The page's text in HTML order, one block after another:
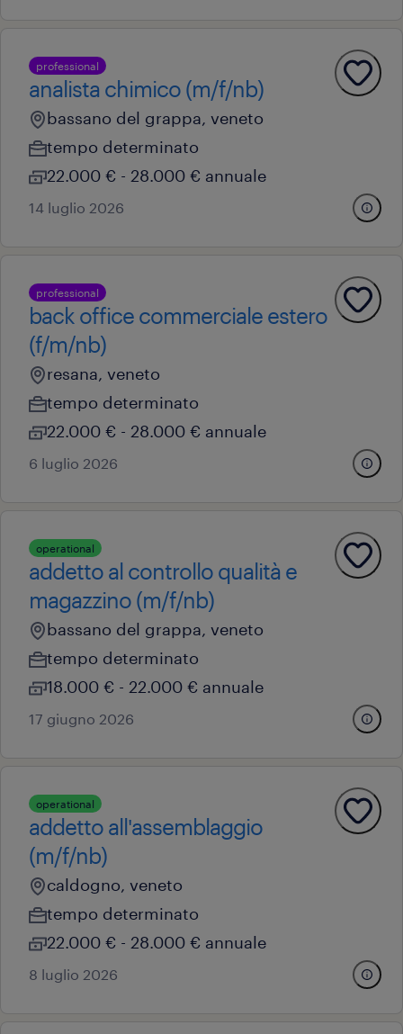
professional
analista chimico (m/f/nb)
bassano del grappa, veneto
tempo determinato
22.000 € - 28.000 € annuale
14 luglio 2026
professional
back office commerciale estero
(f/m/nb)
resana, veneto
tempo determinato
22.000 € - 28.000 € annuale
6 luglio 2026
operational
addetto al controllo qualità e
magazzino (m/f/nb)
bassano del grappa, veneto
tempo determinato
18.000 € - 22.000 € annuale
17 giugno 2026
operational
addetto all'assemblaggio
(m/f/nb)
caldogno, veneto
tempo determinato
22.000 € - 28.000 € annuale
8 luglio 2026